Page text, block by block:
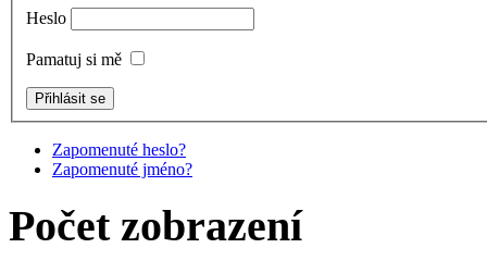
Heslo
Pamatuj si mě
Zapomenuté heslo?
Zapomenuté jméno?
Počet zobrazení